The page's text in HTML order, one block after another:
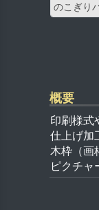
のこぎり
概要
印刷様式
仕上げ加
木枠（画
ピクチャ